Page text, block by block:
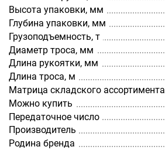
Высота упаковки, мм
Глубина упаковки, мм
Грузоподъемность, т
Диаметр троса, мм
Длина рукоятки, мм
Длина троса, м
Матрица складского ассортимента
Можно купить
Передаточное число
Производитель
Родина бренда